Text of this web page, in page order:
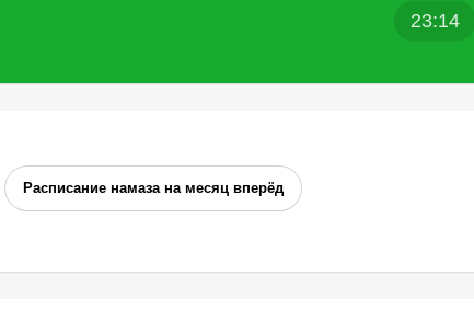
23:14
Расписание намаза на месяц вперёд